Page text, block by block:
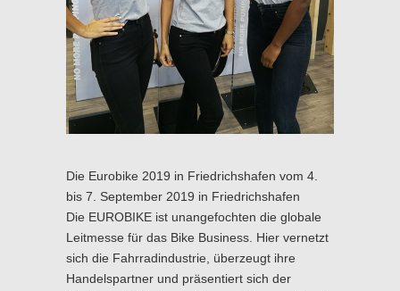
Die Eurobike 2019 in Friedrichshafen vom 4.
bis 7. September 2019 in Friedrichshafen
Die EUROBIKE ist unangefochten die globale
Leitmesse für das Bike Business. Hier vernetzt
sich die Fahrradindustrie, überzeugt ihre
Handelspartner und präsentiert sich der